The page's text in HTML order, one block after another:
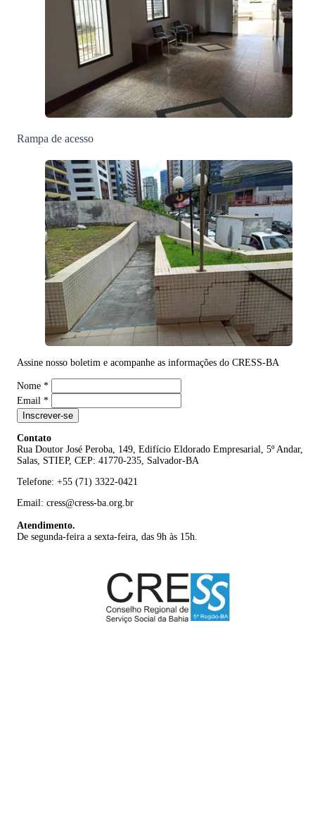
Rampa de acesso
Assine nosso boletim e acompanhe as informações do CRESS-BA
Nome *
Email *
Inscrever-se
Contato
Rua Doutor José Peroba, 149, Edifício Eldorado Empresarial, 5º Andar,
Salas, STIEP, CEP: 41770-235, Salvador-BA
Telefone: +55 (71) 3322-0421
Email: cress@cress-ba.org.br
Atendimento.
De segunda-feira a sexta-feira, das 9h às 15h.